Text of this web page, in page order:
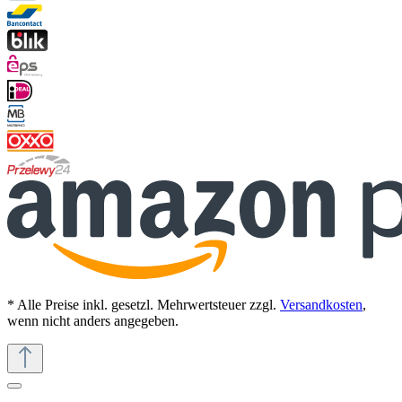
* Alle Preise inkl. gesetzl. Mehrwertsteuer zzgl. Versandkosten,
wenn nicht anders angegeben.